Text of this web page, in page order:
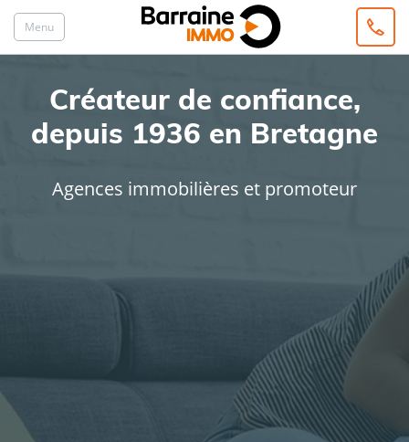
Menu
Créateur de confiance,
depuis 1936 en Bretagne
Agences immobilières et promoteur